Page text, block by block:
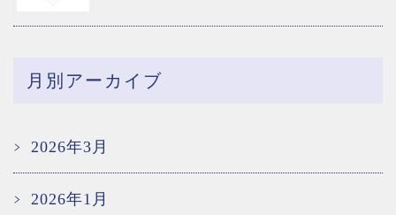
月別アーカイブ
2026年3月
2026年1月